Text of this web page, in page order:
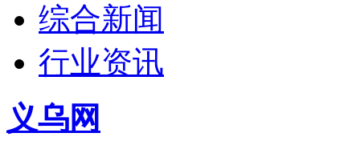
综合新闻
行业资讯
义乌网